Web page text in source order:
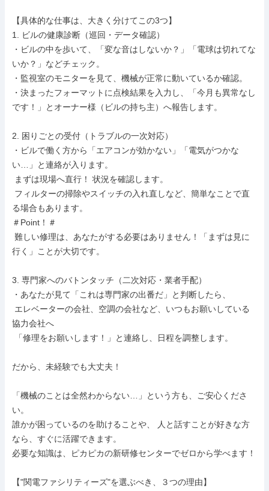
【具体的な仕事は、大きく分けてこの3つ】
1. ビルの健康診断（巡回・データ確認）
・ビルの中を歩いて、「変な音はしないか？」「電球は切れてな
いか？」などチェック。
・監視室のモニターを見て、機械が正常に動いているか確認。
・決まったフォーマットに点検結果を入力し、「今月も異常なし
です！」とオーナー様（ビルの持ち主）へ報告します。
2. 困りごとの受付（トラブルの一次対応）
・ビルで働く方から「エアコンが効かない」「電気がつかな
い…」と連絡が入ります。
る場合もあります。
＃Point！＃
行く」ことが大切です。
3. 専門家へのバトンタッチ（二次対応・業者手配）
・あなたが見て「これは専門家の出番だ」と判断したら、
協力会社へ
だから、未経験でも大丈夫！
「機械のことは全然わからない…」という方も、ご安心くださ
い。
誰かが困っているのを助けることや、 人と話すことが好きな方
なら、すぐに活躍できます。
必要な知識は、ピカピカの新研修センターでゼロから学べます！
【"関電ファシリティーズ"を選ぶべき、３つの理由】